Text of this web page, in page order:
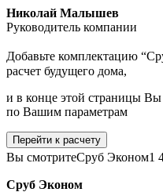
Николай Малышев
Руководитель компании
Добавьте комплектацию
расчет будущего дома,
и в конце этой страницы
по Вашим параметрам
Перейти к расчету
Вы смотритеСруб Эконом1
Сруб Эконом